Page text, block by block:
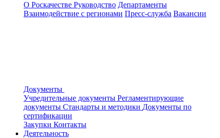
О Роскачестве Руководство Департаменты
Взаимодействие с регионами Пресс-служба Вакансии
Документы
Учредительные документы Регламентирующие
документы Стандарты и методики Документы по
сертификации
Закупки Контакты
Деятельность